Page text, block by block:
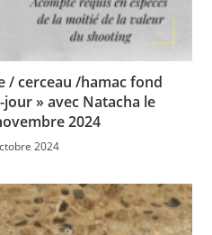
/ cerceau /hamac fond
» avec Natacha le
2024
2024